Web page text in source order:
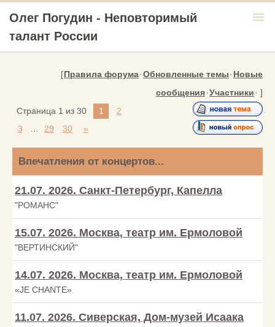
Олег Погудин - Неповторимый
талант России
menu
[Правила форума·Обновленные темы·Новые
сообщения·Участники· ]
Страница 1 из 30 1
2
3
29 30 »
Впечатления от концертов...
21.07. 2026. Санкт-Петербург, Капелла
"РОМАНС"
15.07. 2026. Москва, театр им. Ермоловой
"ВЕРТИНСКИЙ"
14.07. 2026. Москва, театр им. Ермоловой
«JE CHANTE»
11.07. 2026. Сиверская, Дом-музей Исаака